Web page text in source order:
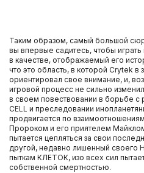
Таким образом, самый большой
вы впервые садитесь, чтобы
в качестве, отображаемый его
что это область, в которой Crytek в
ориентировал свое внимание, и,
игровой процесс не сильно
в своем повествовании в борьбе с
CELL и преследовании
продвигается по
Пророком и его приятелем
пытается цепляться за свои
другой, недавно лишенный своего
пыткам КЛЕТОК, изо всех сил
собственной смертностью.